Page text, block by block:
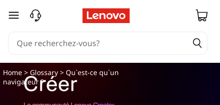
passer au contenu principal
Home >Glossary > Qu`est-ce qu`un
navigateur ?